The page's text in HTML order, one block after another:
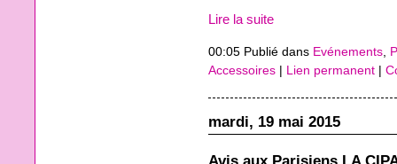
Lire la suite
00:05 Publié dans Evénements,
Accessoires
Lien permanent
mardi, 19 mai 2015
Avis aux Parisiens LA